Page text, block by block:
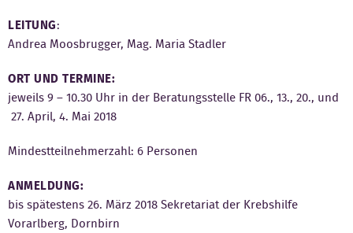
Kontakt
LEITUNG:
Andrea Moosbrugger, Mag. Maria Stadler
ORT UND TERMINE:
jeweils 9 – 10.30 Uhr in der Beratungsstelle FR 06., 13., 20., und
27. April, 4. Mai 2018
Mindestteilnehmerzahl: 6 Personen
ANMELDUNG:
bis spätestens 26. März 2018 Sekretariat der Krebshilfe
Vorarlberg, Dornbirn